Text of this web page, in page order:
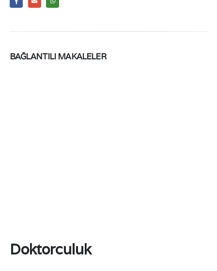
BAĞLANTILI MAKALELER
Doktorculuk